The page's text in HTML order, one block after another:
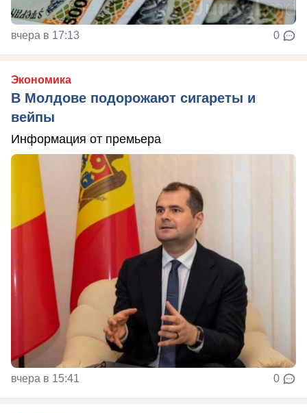
вчера в 17:13 0
Экономика
В Молдове подорожают сигареты и
вейпы
Информация от премьера
вчера в 15:41 0